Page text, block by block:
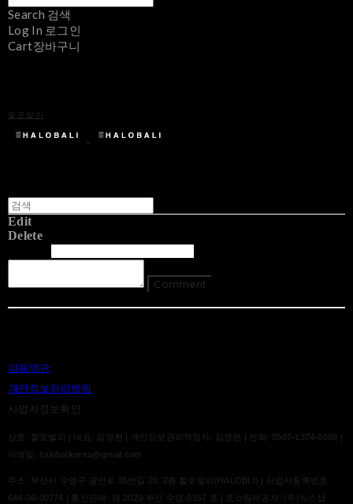
Search 검색
Log In 로그인
Cart장바구니
할로발리
Edit
Delete
Comment
이용약관
개인정보처리방침
사업자정보확인
상호: 할로발리 | 대표: 김영현 | 개인정보관리책임자: 김영현 | 전화: 0507-1374-0688 |
이메일: halobalikorea@gmail.com
주소: 부산시 수영구 광안로 35번길 20, 2층 할로발리(HALOBLI) | 사업자등록번호:
644-36-00774 | 통신판매: 제 2020-부산 수영-0157 호 | 호스팅제공자: (주)식스샵